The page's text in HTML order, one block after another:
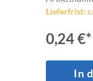
Lieferfrist:
0,24 €*
In